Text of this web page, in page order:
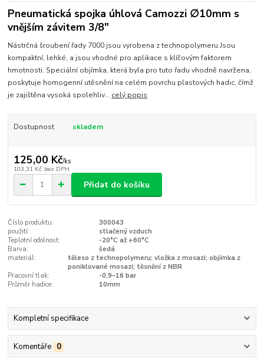
Pneumatická spojka úhlová Camozzi ∅10mm s
vnějším závitem 3/8"
Nástrčná šroubení řady 7000 jsou vyrobena z technopolymeru.Jsou
kompaktní, lehké, a jsou vhodné pro aplikace s klíčovým faktorem
hmotnosti. Speciální objímka, která byla pro tuto řadu vhodně navržena,
poskytuje homogenní utěsnění na celém povrchu plastových hadic, čímž
je zajištěna vysoká spolehliv... celý popis
Dostupnost skladem
125,00 Kč/ks
103,31 Kč bez DPH
Přidat do košíku
Číslo produktu:
300043
použití:
stlačený vzduch
Teplotní odolnost:
-20°C až +60°C
Barva:
šedá
materiál:
těleso z technopolymeru; vložka z mosazi; objímka z
poniklované mosazi; těsnění z NBR
Pracovní tlak:
-0,9–16 bar
Průměr hadice:
10mm
Kompletní specifikace
Komentáře 0